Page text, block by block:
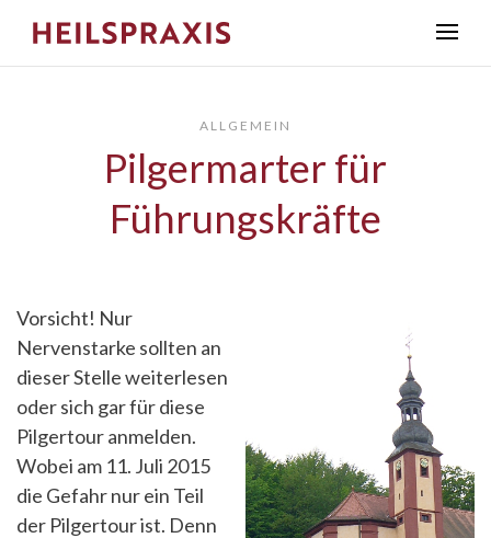
ALLGEMEIN
Pilgermarter für
Führungskräfte
Vorsicht! Nur
Nervenstarke sollten an
dieser Stelle weiterlesen
oder sich gar für diese
Pilgertour anmelden.
Wobei am 11. Juli 2015
die Gefahr nur ein Teil
der Pilgertour ist. Denn